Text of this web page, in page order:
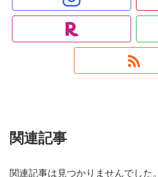
関連記事
関連記事は見つかりませんでした。